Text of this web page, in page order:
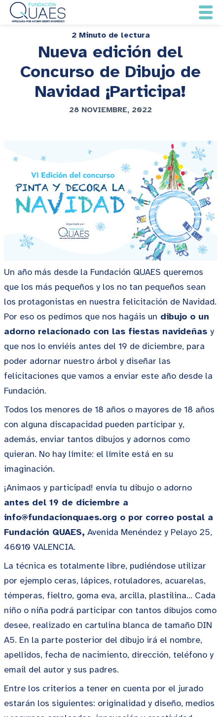
2 Minuto de lectura
Nueva edición del
Concurso de Dibujo de
Navidad ¡Participa!
28 NOVIEMBRE, 2022
Un año más desde la Fundación QUAES queremos
que los más pequeños y los no tan pequeños sean
los protagonistas en nuestra felicitación de Navidad.
Por eso os pedimos que nos hagáis un dibujo o un
adorno relacionado con las fiestas navideñas y
que nos lo enviéis antes del 19 de diciembre, para
poder adornar nuestro árbol y diseñar las
felicitaciones que vamos a enviar este año desde la
Fundación.
Todos los menores de 18 años o mayores de 18 años
con alguna discapacidad pueden participar y,
además, enviar tantos dibujos y adornos como
quieran. No hay límite: el límite está en su
imaginación.
¡Animaos y participad! envía tu dibujo o adorno
antes del 19 de diciembre a
info@fundacionquaes.org o por correo postal a
Fundación QUAES, Avenida Menéndez y Pelayo 25,
46010 VALENCIA.
La técnica es totalmente libre, pudiéndose utilizar
por ejemplo ceras, lápices, rotuladores, acuarelas,
témperas, fieltro, goma eva, arcilla, plastilina… Cada
niño o niña podrá participar con tantos dibujos como
desee, realizado en cartulina blanca de tamaño DIN
A5. En la parte posterior del dibujo irá el nombre,
apellidos, fecha de nacimiento, dirección, teléfono y
email del autor y sus padres.
Entre los criterios a tener en cuenta por el jurado
estarán los siguientes: originalidad y diseño, medios